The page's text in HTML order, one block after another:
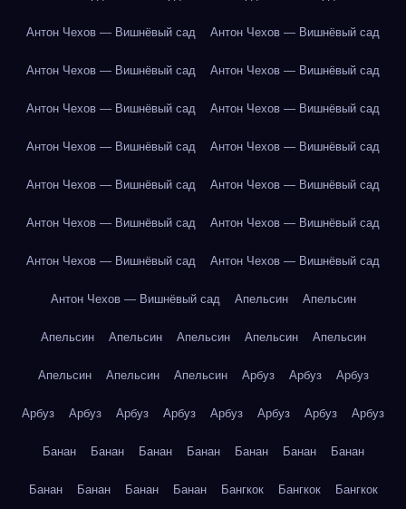
Антон Чехов — Вишнёвый сад Антон Чехов — Вишнёвый сад
Антон Чехов — Вишнёвый сад Антон Чехов — Вишнёвый сад
Антон Чехов — Вишнёвый сад Антон Чехов — Вишнёвый сад
Антон Чехов — Вишнёвый сад Антон Чехов — Вишнёвый сад
Антон Чехов — Вишнёвый сад Антон Чехов — Вишнёвый сад
Антон Чехов — Вишнёвый сад Антон Чехов — Вишнёвый сад
Антон Чехов — Вишнёвый сад Антон Чехов — Вишнёвый сад
Антон Чехов — Вишнёвый сад Апельсин Апельсин
Апельсин Апельсин Апельсин Апельсин Апельсин
Апельсин Апельсин Апельсин Арбуз Арбуз Арбуз
Арбуз Арбуз Арбуз Арбуз Арбуз Арбуз Арбуз Арбуз
Банан Банан Банан Банан Банан Банан Банан
Банан Банан Банан Банан Бангкок Бангкок Бангкок